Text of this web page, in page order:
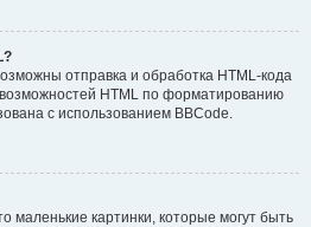
отправка и обработка HTML-кода
HTML по форматированию
с использованием BBCode.
маленькие картинки, которые могут быть